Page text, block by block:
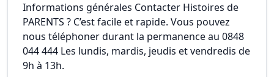
Informations générales Contacter Histoires de
PARENTS ? C’est facile et rapide. Vous pouvez
nous téléphoner durant la permanence au 0848
044 444 Les lundis, mardis, jeudis et vendredis de
9h à 13h.